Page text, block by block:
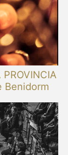
Benidorm